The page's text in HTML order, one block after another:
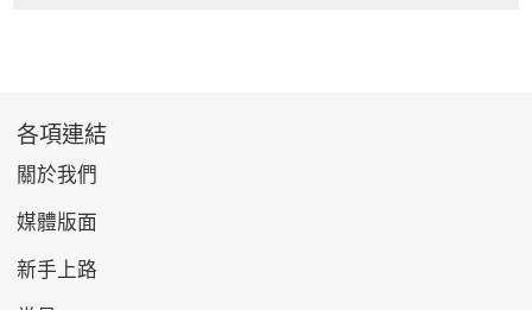
各項連結
關於我們
媒體版面
新手上路